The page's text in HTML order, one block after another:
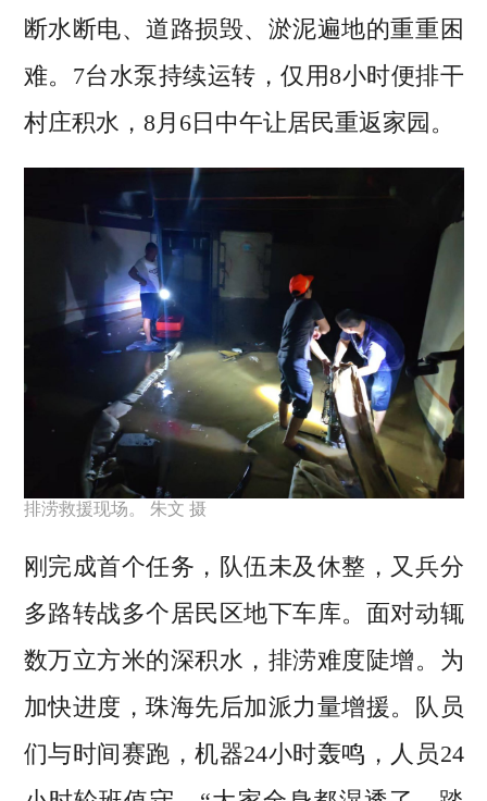
断水断电、道路损毁、淤泥遍地的重重困
难。7台水泵持续运转，仅用8小时便排干
村庄积水，8月6日中午让居民重返家园。
排涝救援现场。 朱文 摄
刚完成首个任务，队伍未及休整，又兵分
多路转战多个居民区地下车库。面对动辄
数万立方米的深积水，排涝难度陡增。为
加快进度，珠海先后加派力量增援。队员
们与时间赛跑，机器24小时轰鸣，人员24